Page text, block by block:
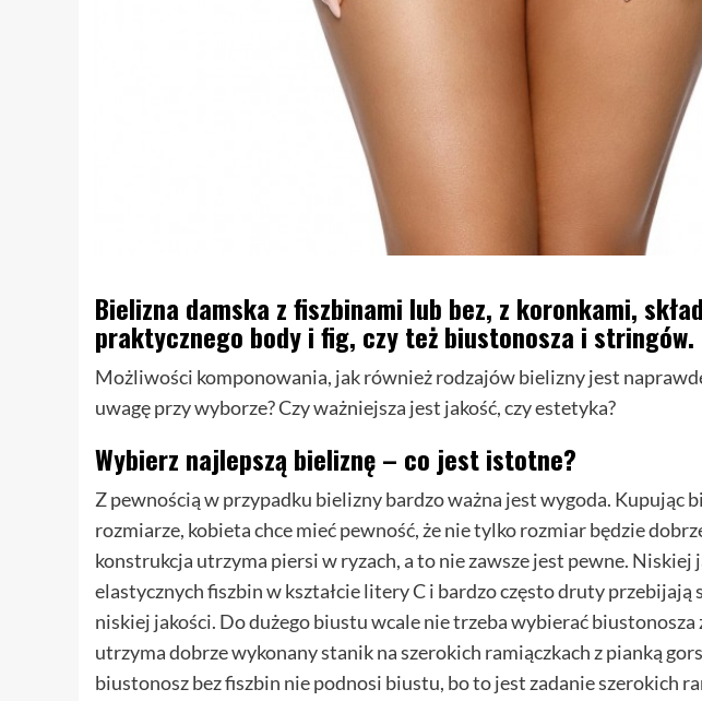
Bielizna damska z fiszbinami lub bez, z koronkami,
praktycznego body i fig, czy też biustonosza i stringów.
Możliwości komponowania, jak również rodzajów bielizny jest
uwagę przy wyborze? Czy ważniejsza jest jakość, czy estetyka?
Wybierz najlepszą bieliznę – co jest istotne?
Z pewnością w przypadku bielizny bardzo ważna jest wygoda. Kupując
rozmiarze, kobieta chce mieć pewność, że nie tylko rozmiar będzie
konstrukcja utrzyma piersi w ryzach, a to nie zawsze jest pewne. Niskiej
elastycznych fiszbin w kształcie litery C i bardzo często druty przebijają
niskiej jakości. Do dużego biustu wcale nie trzeba wybierać
utrzyma dobrze wykonany stanik na szerokich ramiączkach z pianką
biustonosz bez fiszbin nie podnosi biustu, bo to jest zadanie szerokich